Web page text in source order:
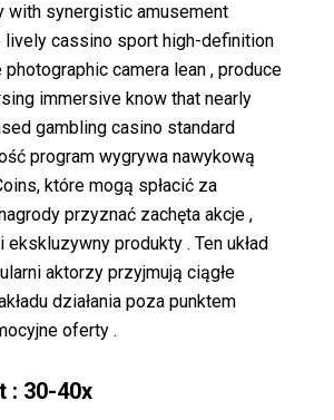
with synergistic amusement
lively cassino sport high-definition
camera lean , produce
immersive know that nearly
gambling casino standard
program wygrywa nawykową
które mogą spłacić za
przyznać zachęta akcje ,
ekskluzywny produkty . Ten układ
aktorzy przyjmują ciągłe
działania poza punktem
oferty .
: 30-40x